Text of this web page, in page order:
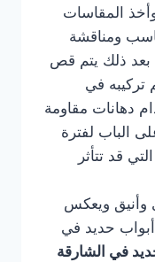
المقاسات
ومناقشة
بعد ذلك يتم قص
تركيبه في
دهانات مقاومة
الباب لفترة
قد تتأثر
وأنيق ويعكس
حديد في
في الشارقة